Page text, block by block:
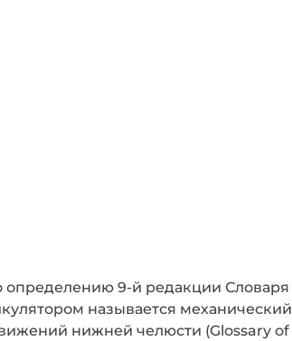
определению 9-й редакции Словаря
называется механический
нижней челюсти (Glossary of